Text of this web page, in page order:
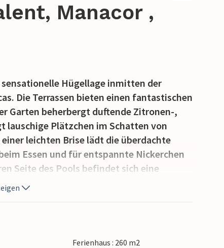
Manacor ,
Hügellage inmitten der
Die Terrassen bieten einen fantastischen
Garten beherbergt duftende Zitronen-,
lauschige Plätzchen im Schatten von
leichten Brise lädt die überdachte
Essen und für entspannte Nickerchen
Seite des Pools befindet sich eine
mit Grill und einer schönen
eine Gegenstromanlage und eine
es ist, sich in heißen Sommernächten
in diesem beleuchteten Pool zu
Ferienhaus : 260 m2